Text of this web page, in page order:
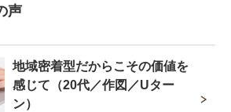
声
地域密着型だからこその価値を
感じて（20代／作図／Uター
ン）